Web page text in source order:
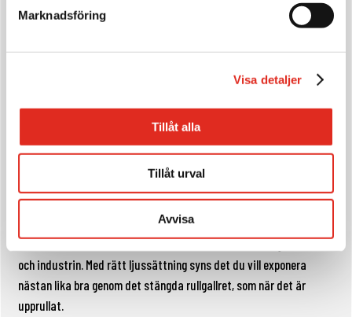
Marknadsföring
Visa detaljer
Tillåt alla
Tillåt urval
Avvisa
Ett rullgaller är ett mekaniskt inbrottsskydd som effektivt står
rullgaller genomsikt. Bästa alternativet till gallerior och
köpcentrum, då butiker kan säkras upp utan att det känns
. Rullgaller ingår oftar som en viktig komponent i ett mer
medvetet och krävande säkerhetstänkande inom detaljhandeln
och industrin. Med rätt ljussättning syns det du vill exponera
nästan lika bra genom det stängda rullgallret, som när det är
upprullat.